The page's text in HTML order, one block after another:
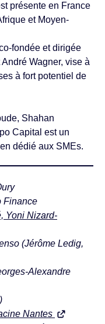
présente en France
et Moyen-
fondée et dirigée
Wagner, vise à
à fort potentiel de
Shahan
Capital est un
dédié aux SMEs.
Finance
Yoni Nizard-
(Jérôme Ledig,
Alexandre
Nantes